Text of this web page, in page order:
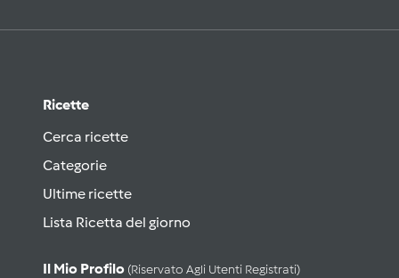
Ricette
Cerca ricette
Categorie
Ultime ricette
Lista Ricetta del giorno
Il Mio Profilo (riservato Agli Utenti Registrati)